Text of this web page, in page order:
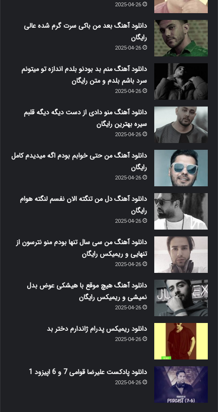
2025-04-26
دانلود آهنگ بعد من باکی سرت گرم شده عالی
رایگان
2025-04-26
دانلود آهنگ منم بد بودنو بلدم اندازه تو میتونم
سرد باشم بلدم و متن رایگان
2025-04-26
دانلود آهنگ منو دادی از دست دیگه دیگه قلبم
سیره بهترین رایگان
2025-04-26
دانلود آهنگ من حتی خوابم بودم اگه میدیدم کامل
رایگان
2025-04-26
دانلود آهنگ دل من تنگته الان نفسم لنگته هوام
رایگان
2025-04-26
دانلود آهنگ من سی سال تنها بودم منو نترسون از
تنهایی و ریمیکس رایگان
2025-04-26
دانلود آهنگ هیچ موقع با هیشکی عوض بدل
نمیشی و ریمیکس رایگان
2025-04-26
دانلود ریمیکس پدرام ژاندارم دختر بد
2025-04-26
دانلود پادکست علیرضا قوامی 7 و 6 اپیزود 1
2025-04-26